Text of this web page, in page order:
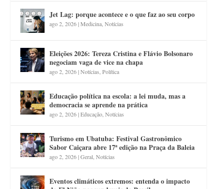
Jet Lag: porque acontece e o que faz ao seu corpo
ago 2, 2026|Medicina ,Notícias
Eleições 2026: Tereza Cristina e Flávio Bolsonaro
negociam vaga de vice na chapa
ago 2, 2026|Notícias ,Política
Educação política na escola: a lei muda, mas a
democracia se aprende na prática
ago 2, 2026|Educação ,Notícias
Turismo em Ubatuba: Festival Gastronômico
Sabor Caiçara abre 17ª edição na Praça da Baleia
ago 2, 2026|Geral ,Notícias
Eventos climáticos extremos: entenda o impacto